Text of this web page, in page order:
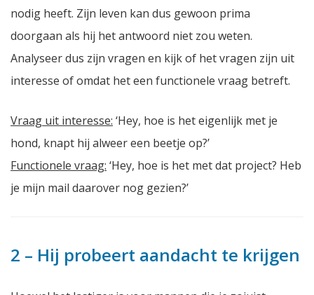
nodig heeft. Zijn leven kan dus gewoon prima
doorgaan als hij het antwoord niet zou weten.
Analyseer dus zijn vragen en kijk of het vragen zijn uit
interesse of omdat het een functionele vraag betreft.
Vraag uit interesse: ‘Hey, hoe is het eigenlijk met je
hond, knapt hij alweer een beetje op?’
Functionele vraag: ‘Hey, hoe is het met dat project? Heb
je mijn mail daarover nog gezien?’
2 – Hij probeert aandacht te krijgen